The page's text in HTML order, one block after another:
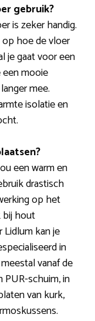
gebruik?
is zeker handig.
hoe de vloer
je gaat voor een
mooie
mee.
isolatie en
een warm en
drastisch
op het
bij hout
kan je
in
vanaf de
schuim, in
van kurk,